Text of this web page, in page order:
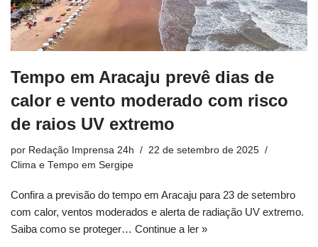
Tempo em Aracaju prevê dias de
calor e vento moderado com risco
de raios UV extremo
por Redação Imprensa 24h
22 de setembro de 2025
Clima e Tempo em Sergipe
Confira a previsão do tempo em Aracaju para 23 de setembro
com calor, ventos moderados e alerta de radiação UV extremo.
Saiba como se proteger… Continue a ler »